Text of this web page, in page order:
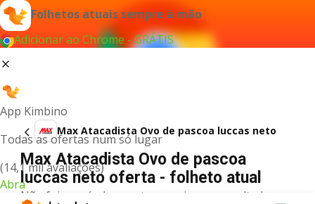
Folhetos atuais sempre à mão
Adicionar ao Chrome - GRÁTIS
App Kimbino
Todas as ofertas num só lugar
(14,1 mil avaliações)
Abra
Max Atacadista Ovo de pascoa luccas neto
Max Atacadista Ovo de pascoa
luccas neto oferta - folheto atual
Não foi possível encontrar quaisquer resultados